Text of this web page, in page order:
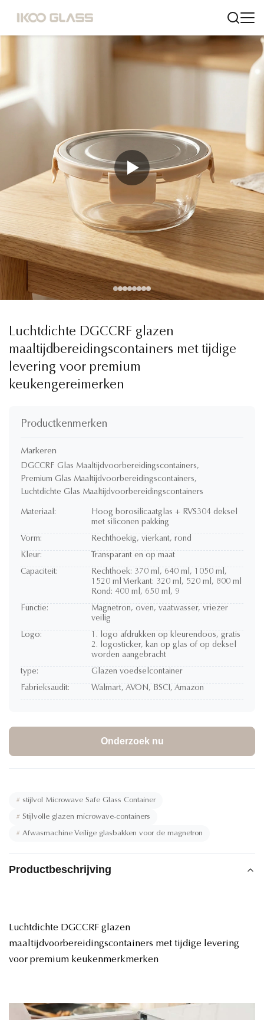
Luchtdichte DGCCRF glazen
maaltijdbereidingscontainers met tijdige
levering voor premium
keukengereimerken
Productkenmerken
Markeren
DGCCRF Glas Maaltijdvoorbereidingscontainers,
Premium Glas Maaltijdvoorbereidingscontainers,
Luchtdichte Glas Maaltijdvoorbereidingscontainers
Materiaal:
Hoog borosilicaatglas + RVS304 deksel
met siliconen pakking
Vorm:
Rechthoekig, vierkant, rond
Kleur:
Transparant en op maat
Capaciteit:
Rechthoek: 370 ml, 640 ml, 1050 ml,
1520 ml Vierkant: 320 ml, 520 ml, 800 ml
Rond: 400 ml, 650 ml, 9
Functie:
Magnetron, oven, vaatwasser, vriezer
veilig
Logo:
1. logo afdrukken op kleurendoos, gratis
2. logosticker, kan op glas of op deksel
worden aangebracht
type:
Glazen voedselcontainer
Fabrieksaudit:
Walmart, AVON, BSCI, Amazon
Onderzoek nu
# stijlvol Microwave Safe Glass Container
# Stijlvolle glazen microwave-containers
# Afwasmachine Veilige glasbakken voor de magnetron
Productbeschrijving
Luchtdichte DGCCRF glazen
maaltijdvoorbereidingscontainers met tijdige levering
voor premium keukenmerkmerken